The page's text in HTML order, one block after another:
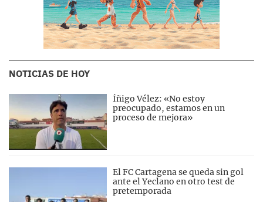
NOTICIAS DE HOY
Íñigo Vélez: «No estoy
preocupado, estamos en un
proceso de mejora»
El FC Cartagena se queda sin gol
ante el Yeclano en otro test de
pretemporada